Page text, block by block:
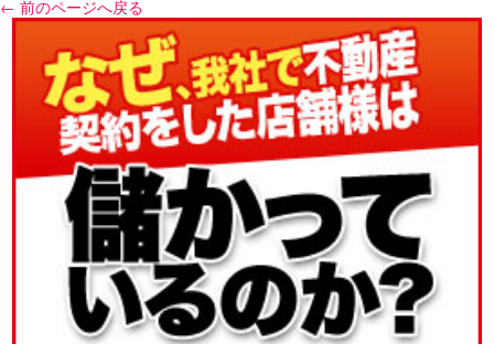
← 前のページへ戻る